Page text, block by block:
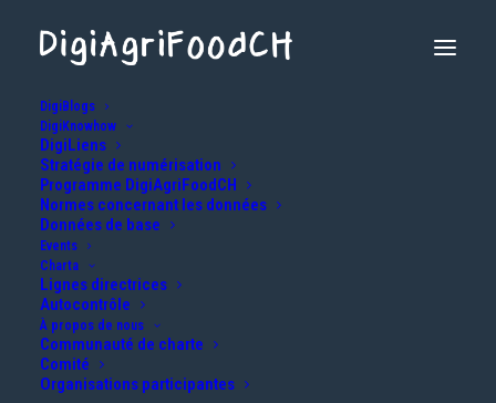
DigiBlogs
DigiKnowhow
DigiLiens
Stratégie de numérisation
Programme DigiAgriFoodCH
Normes concernant les données
Données de base
Events
Charta
Lignes directrices
Autocontrôle
À propos de nous
Communauté de charte
Comité
Organisations participantes
Alimentation intelligente : vers une
ration optimale pour les vaches
laitières avec Rumiplan
2 AVRIL 2025 | IN AGRICULTURE